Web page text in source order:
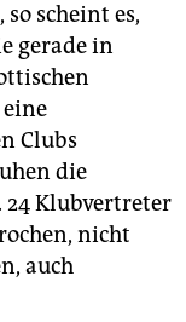
scheint es,
gerade in
Clubs
die
Klubvertreter
nicht
auch